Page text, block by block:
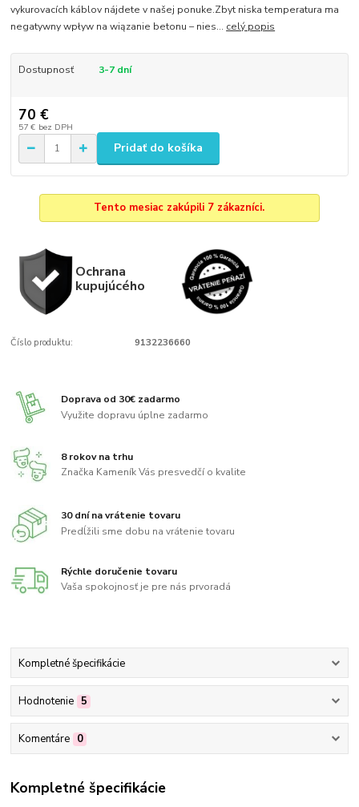
vykurovacích káblov nájdete v našej ponuke.Zbyt niska temperatura ma
negatywny wpływ na wiązanie betonu – nies... celý popis
Dostupnosť 3-7 dní
70 €
57 € bez DPH
Pridať do košíka
Tento mesiac zakúpili 7 zákazníci.
Ochrana
kupujúcého
Číslo produktu: 9132236660
Doprava od 30€ zadarmo
Využite dopravu úplne zadarmo
8 rokov na trhu
Značka Kameník Vás presvedčí o kvalite
30 dní na vrátenie tovaru
Predĺžili sme dobu na vrátenie tovaru
Rýchle doručenie tovaru
Vaša spokojnosť je pre nás prvoradá
Kompletné špecifikácie
Hodnotenie 5
Komentáre 0
Kompletné špecifikácie